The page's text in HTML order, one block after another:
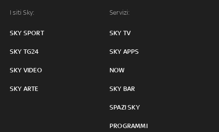
I siti Sky:
SKY SPORT
SKY TG24
SKY VIDEO
SKY ARTE
Servizi:
SKY TV
SKY APPS
NOW
SKY BAR
SPAZI SKY
PROGRAMMI